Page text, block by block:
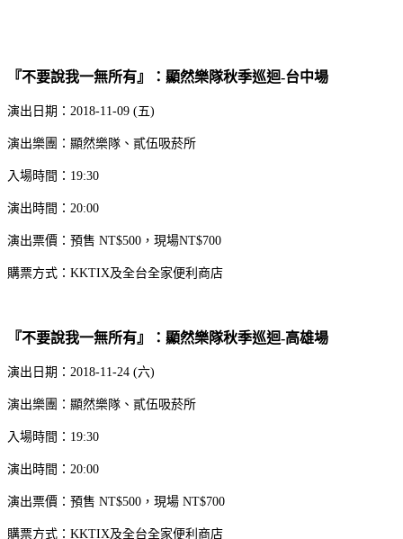
『不要說我一無所有』：顯然樂隊秋季巡迴-台中場
演出日期：2018-11-09 (五)
演出樂團：顯然樂隊、貳伍吸菸所
入場時間：19:30
演出時間：20:00
演出票價：預售 NT$500，現場NT$700
購票方式：KKTIX及全台全家便利商店
『不要說我一無所有』：顯然樂隊秋季巡迴-高雄場
演出日期：2018-11-24 (六)
演出樂團：顯然樂隊、貳伍吸菸所
入場時間：19:30
演出時間：20:00
演出票價：預售 NT$500，現場 NT$700
購票方式：KKTIX及全台全家便利商店